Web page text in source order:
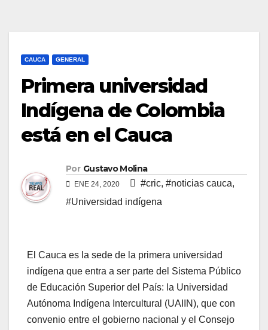
CAUCA GENERAL
Primera universidad
Indígena de Colombia
está en el Cauca
Por Gustavo Molina
ENE 24, 2020 #cric, #noticias cauca,
#Universidad indígena
El Cauca es la sede de la primera universidad
indígena que entra a ser parte del Sistema Público
de Educación Superior del País: la Universidad
Autónoma Indígena Intercultural (UAIIN), que con
convenio entre el gobierno nacional y el Consejo